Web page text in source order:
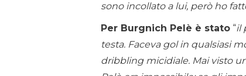
sono incollato a lui, però ho
Per Burgnich Pelè è stato “il
testa. Faceva gol in qualsiasi
dribbling micidiale. Mai visto